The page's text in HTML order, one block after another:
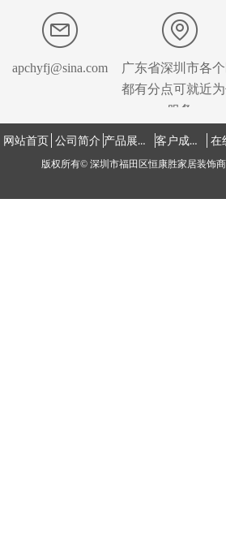
网站首页 公司简介 产品展示中心 客户成功案例 在
版权所有© 深圳市福田区恒康胜家居装饰
apchyfj@sina.com
广东省深圳市各
都有分点可就近
服务